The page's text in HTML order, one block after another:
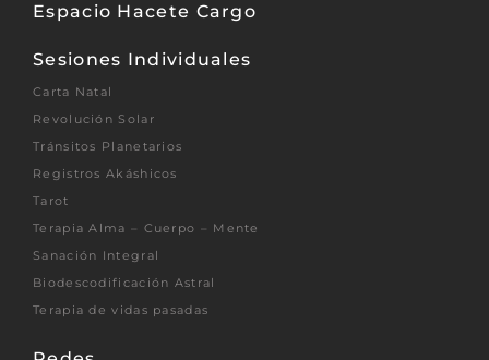
Espacio Hacete Cargo
Sesiones Individuales
Carta Natal
Revolución Solar
Tránsitos Planetarios
Registros Akáshicos
Tarot
Terapia Alma – Cuerpo – Mente
Sanación Integral
Biodescodificación Astral
Terapia de vidas pasadas